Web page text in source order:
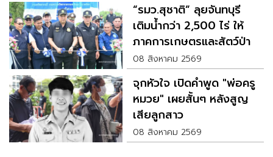
“รมว.สุชาติ” ลุยจันทบุรี
เติมน้ำกว่า 2,500 ไร่ ให้
ภาคการเกษตรและสัตว์ป่า
08 สิงหาคม 2569
จุกหัวใจ เปิดคำพูด "พ่อครู
หมวย" เผยสั้นๆ หลังสูญ
เสียลูกสาว
08 สิงหาคม 2569